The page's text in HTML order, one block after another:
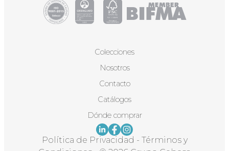
Colecciones
Nosotros
Contacto
Catálogos
Dónde comprar
Política de Privacidad - Términos y